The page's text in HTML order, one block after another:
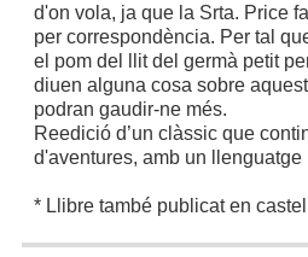
d'on vola, ja que la Srta. Price
per correspondència. Per tal
el pom del llit del germà petit
diuen alguna cosa sobre
podran gaudir-ne més.
Reedició d’un clàssic que
d'aventures, amb un
* Llibre també publicat en